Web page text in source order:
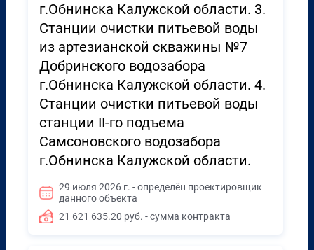
г.Обнинска Калужской области. 3.
Станции очистки питьевой воды
из артезианской скважины №7
Добринского водозабора
г.Обнинска Калужской области. 4.
Станции очистки питьевой воды
станции II-го подъема
Самсоновского водозабора
г.Обнинска Калужской области.
29 июля 2026 г. - определён проектировщик
данного объекта
21 621 635.20 руб. - сумма контракта